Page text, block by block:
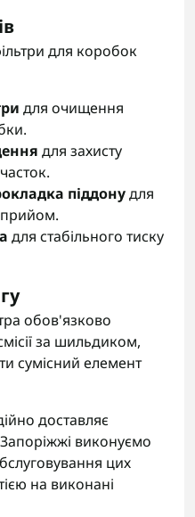
для коробок
для очищення
для захисту
піддонудля
прийом.
для стабільного тиску
обов'язково
за шильдиком,
сумісний елемент
доставляє
виконуємо
цих
на виконані